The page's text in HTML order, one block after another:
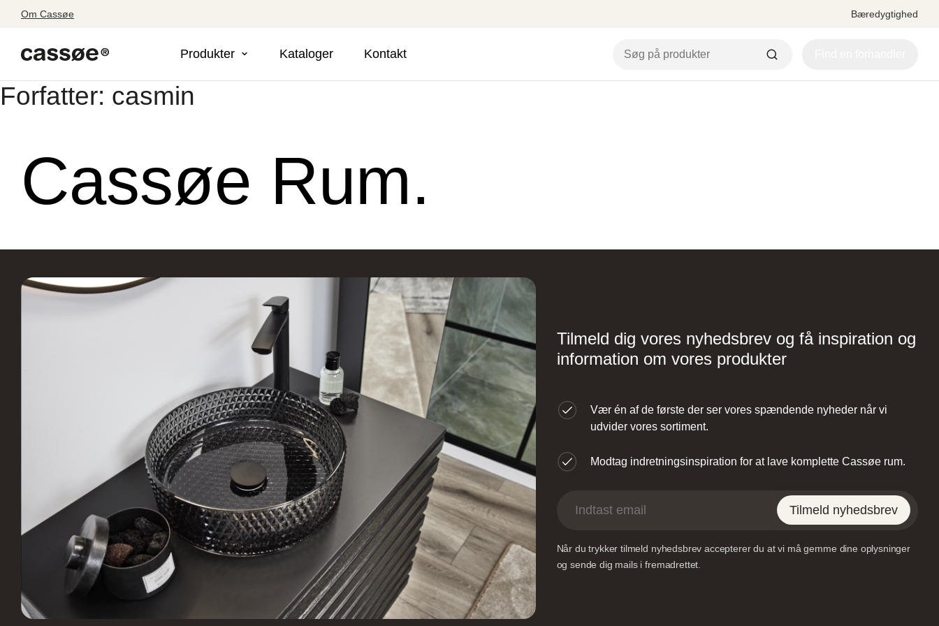
Om Cassøe Bæredygtighed
Produkter Kataloger Kontakt
Forfatter: casmin
Cassøe Rum.
Tilmeld dig vores nyhedsbrev og få inspiration og
information om vores produkter
Vær én af de første der ser vores spændende nyheder når vi
udvider vores sortiment.
Modtag indretningsinspiration for at lave komplette Cassøe rum.
Tilmeld nyhedsbrev
Når du trykker tilmeld nyhedsbrev accepterer du at vi må gemme dine oplysninger
og sende dig mails i fremadrettet.
Søg efter adresse
Stagehøj Tværvej 5, 8600
Silkeborg, Danmark
Nettoline Ribe
Øster Vedsted Vej 6, 6760
Ribe,
Nettoline Holstebro
Gartnerivej 2, 7500
Holstebro,
61696765
Stark Hillerød
Industrivænget 16, 3400
JKE Design – Glostrup
Søndre Ringvej 35, 2605
Designa – Århus
Agerøvejk 27A, 8381 Tilst,